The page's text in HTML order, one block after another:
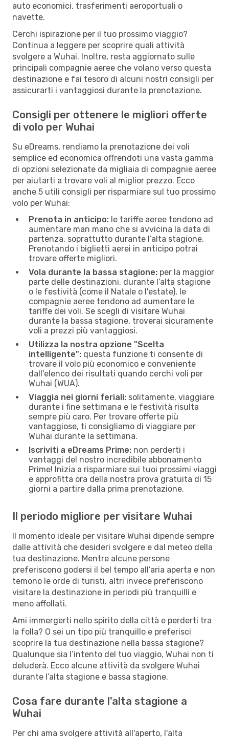
auto economici, trasferimenti aeroportuali o
navette.
Cerchi ispirazione per il tuo prossimo viaggio?
Continua a leggere per scoprire quali attività
svolgere a Wuhai. Inoltre, resta aggiornato sulle
principali compagnie aeree che volano verso questa
destinazione e fai tesoro di alcuni nostri consigli per
assicurarti i vantaggiosi durante la prenotazione.
Consigli per ottenere le migliori offerte
di volo per Wuhai
Su eDreams, rendiamo la prenotazione dei voli
semplice ed economica offrendoti una vasta gamma
di opzioni selezionate da migliaia di compagnie aeree
per aiutarti a trovare voli al miglior prezzo. Ecco
anche 5 utili consigli per risparmiare sul tuo prossimo
volo per Wuhai:
Prenota in anticipo: le tariffe aeree tendono ad
aumentare man mano che si avvicina la data di
partenza, soprattutto durante l’alta stagione.
Prenotando i biglietti aerei in anticipo potrai
trovare offerte migliori.
Vola durante la bassa stagione: per la maggior
parte delle destinazioni, durante l’alta stagione
o le festività (come il Natale o l'estate), le
compagnie aeree tendono ad aumentare le
tariffe dei voli. Se scegli di visitare Wuhai
durante la bassa stagione, troverai sicuramente
voli a prezzi più vantaggiosi.
Utilizza la nostra opzione "Scelta
intelligente": questa funzione ti consente di
trovare il volo più economico e conveniente
dall'elenco dei risultati quando cerchi voli per
Wuhai (WUA).
Viaggia nei giorni feriali: solitamente, viaggiare
durante i fine settimana e le festività risulta
sempre più caro. Per trovare offerte più
vantaggiose, ti consigliamo di viaggiare per
Wuhai durante la settimana.
Iscriviti a eDreams Prime: non perderti i
vantaggi del nostro incredibile abbonamento
Prime! Inizia a risparmiare sui tuoi prossimi viaggi
e approfitta ora della nostra prova gratuita di 15
giorni a partire dalla prima prenotazione.
Il periodo migliore per visitare Wuhai
Il momento ideale per visitare Wuhai dipende sempre
dalle attività che desideri svolgere e dal meteo della
tua destinazione. Mentre alcune persone
preferiscono godersi il bel tempo all’aria aperta e non
temono le orde di turisti, altri invece preferiscono
visitare la destinazione in periodi più tranquilli e
meno affollati.
Ami immergerti nello spirito della città e perderti tra
la folla? O sei un tipo più tranquillo e preferisci
scoprire la tua destinazione nella bassa stagione?
Qualunque sia l’intento del tuo viaggio, Wuhai non ti
deluderà. Ecco alcune attività da svolgere Wuhai
durante l’alta stagione e bassa stagione.
Cosa fare durante l'alta stagione a
Wuhai
Per chi ama svolgere attività all'aperto, l'alta